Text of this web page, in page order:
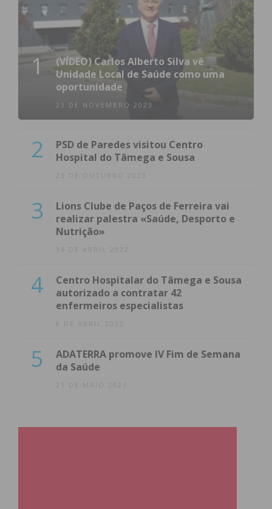
1
(VÍDEO) Carlos Alberto Silva vê
Unidade Local de Saúde como uma
oportunidade
23 DE NOVEMBRO 2023
2
PSD de Paredes visitou Centro
Hospital do Tâmega e Sousa
23 DE OUTUBRO 2023
3
Lions Clube de Paços de Ferreira vai
realizar palestra «Saúde, Desporto e
Nutrição»
14 DE ABRIL 2022
4
Centro Hospitalar do Tâmega e Sousa
autorizado a contratar 42
enfermeiros especialistas
8 DE ABRIL 2022
5
ADATERRA promove IV Fim de Semana
da Saúde
21 DE MAIO 2021